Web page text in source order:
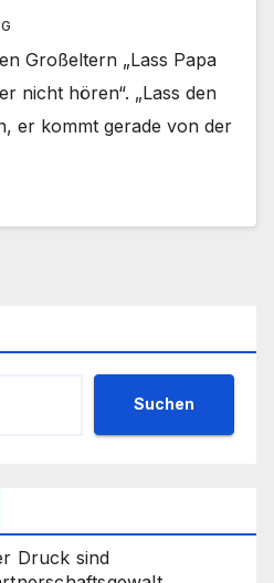
Großeltern „Lass Papa
nicht hören“. „Lass den
er kommt gerade von der
Suchen
Druck sind